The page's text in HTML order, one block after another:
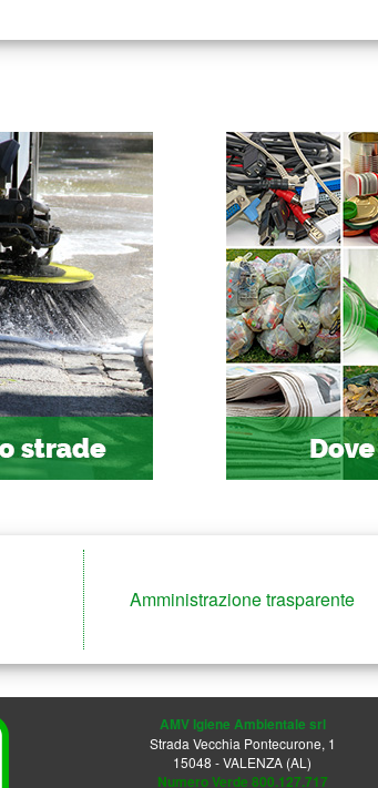
Amministrazione trasparente
AMV Igiene Ambientale srl
Strada Vecchia Pontecurone, 1
15048 - VALENZA (AL)
Numero Verde 800.127.717